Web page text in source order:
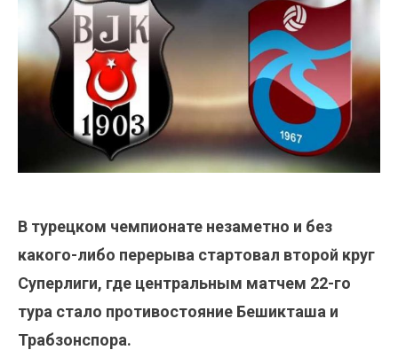
В турецком чемпионате незаметно и без
какого-либо перерыва стартовал второй круг
Суперлиги, где центральным матчем 22-го
тура стало противостояние Бешикташа и
Трабзонспора.